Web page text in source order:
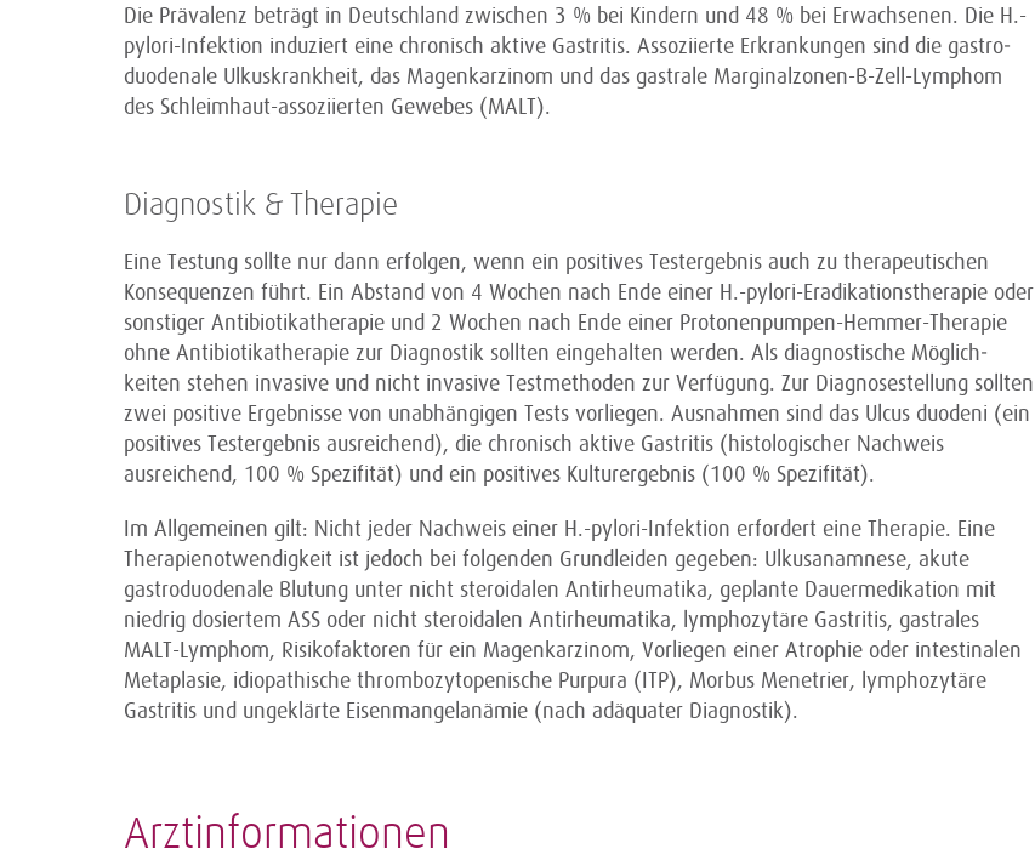
Die Prävalenz beträgt in Deutschland zwischen 3 % bei Kindern und 48 % bei Erwachsenen. Die H.-
pylori-Infektion induziert eine chronisch aktive Gastritis. Assoziierte Erkrankungen sind die gastro­
duodenale Ulkuskrankheit, das Magenkarzinom und das gastrale Marginalzonen-B-Zell-Lymphom
des Schleimhaut-assoziierten Gewebes (MALT).
Diagnostik & Therapie
Eine Testung sollte nur dann erfolgen, wenn ein positives Testergebnis auch zu therapeutischen
Konsequenzen führt. Ein Abstand von 4 Wochen nach Ende einer H.-pylori-Eradikationstherapie oder
sonstiger Antibiotikatherapie und 2 Wochen nach Ende einer Protonenpumpen-Hemmer-Therapie
ohne Antibiotikatherapie zur Diagnostik sollten eingehalten werden. Als diagnostische Möglich­
keiten stehen invasive und nicht invasive Testmethoden zur Verfügung. Zur Diagnose­stellung sollten
zwei positive Ergebnisse von unabhängigen Tests vorliegen. Ausnahmen sind das Ulcus duodeni (ein
positives Testergebnis ausreichend), die chronisch aktive Gastritis (histologischer Nachweis
ausreichend, 100 % Spezifität) und ein positives Kulturergebnis (100 % Spezifität).
Im Allgemeinen gilt: Nicht jeder Nachweis einer H.-pylori-Infektion erfordert eine Therapie. Eine
Therapienotwendigkeit ist jedoch bei folgenden Grundleiden gegeben: Ulkusanamnese, akute
gastroduodenale Blutung unter nicht steroidalen Antirheumatika, geplante Dauermedikation mit
niedrig dosiertem ASS oder nicht steroidalen Antirheumatika, lymphozytäre Gastritis, gastrales
MALT-Lymphom, Risikofaktoren für ein Magenkarzinom, Vorliegen einer Atrophie oder intestinalen
Metaplasie, idiopathische thrombozytopenische Purpura (ITP), Morbus Menetrier, lymphozytäre
Gastritis und ungeklärte Eisenmangelanämie (nach adäquater Diagnostik).
Arztinformationen